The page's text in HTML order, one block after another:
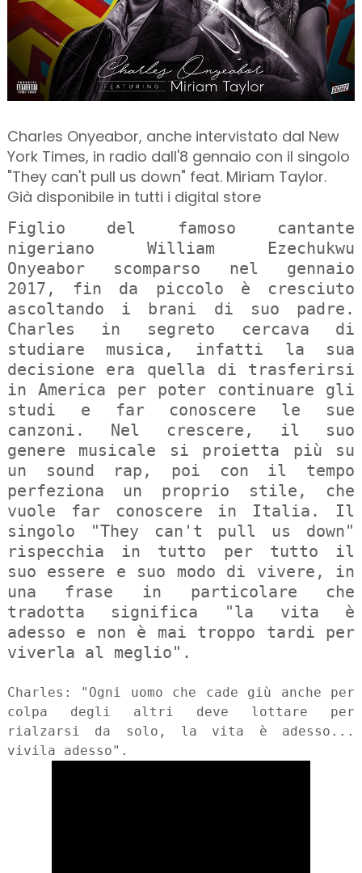
Charles Onyeabor, anche intervistato dal New
York Times, in radio dall'8 gennaio con il singolo
"They can't pull us down" feat. Miriam Taylor.
Già disponibile in tutti i digital store
Figlio del famoso cantante
nigeriano William Ezechukwu
Onyeabor scomparso nel gennaio
2017, fin da piccolo è cresciuto
ascoltando i brani di suo padre.
Charles in segreto cercava di
studiare musica, infatti la sua
decisione era quella di trasferirsi
in America per poter continuare gli
studi e far conoscere le sue
canzoni. Nel crescere, il suo
genere musicale si proietta più su
un sound rap, poi con il tempo
perfeziona un proprio stile, che
vuole far conoscere in Italia. Il
singolo "They can't pull us down"
rispecchia in tutto per tutto il
suo essere e suo modo di vivere, in
una frase in particolare che
tradotta significa "la vita è
adesso e non è mai troppo tardi per
viverla al meglio".
Charles: "Ogni uomo che cade giù anche per
colpa degli altri deve lottare per
rialzarsi da solo, la vita è adesso...
vivila adesso".